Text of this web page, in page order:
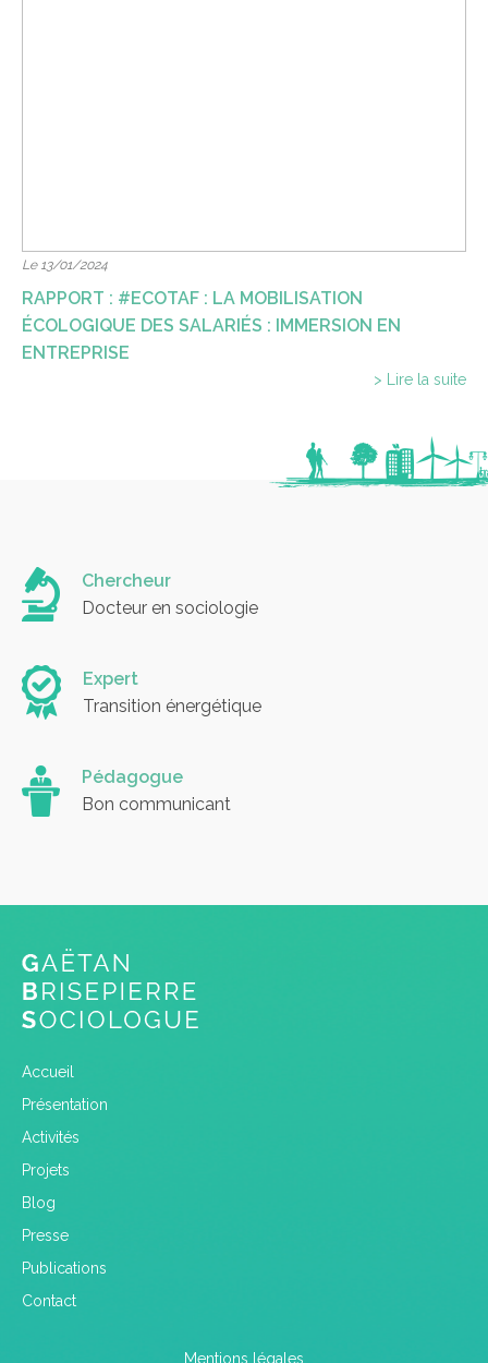
Le 13/01/2024
RAPPORT : #ECOTAF : LA MOBILISATION
ÉCOLOGIQUE DES SALARIÉS : IMMERSION EN
ENTREPRISE
> Lire la suite
Chercheur
Docteur en sociologie
Expert
Transition énergétique
Pédagogue
Bon communicant
Accueil
Présentation
Activités
Projets
Blog
Presse
Publications
Contact
Mentions légales